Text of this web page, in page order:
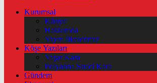
Kurumsal
Künye
Hakkımda
Yayın İlkelerimiz
Köşe Yazıları
Yaşar Kara
Polyanna Succi Kara
Gündem